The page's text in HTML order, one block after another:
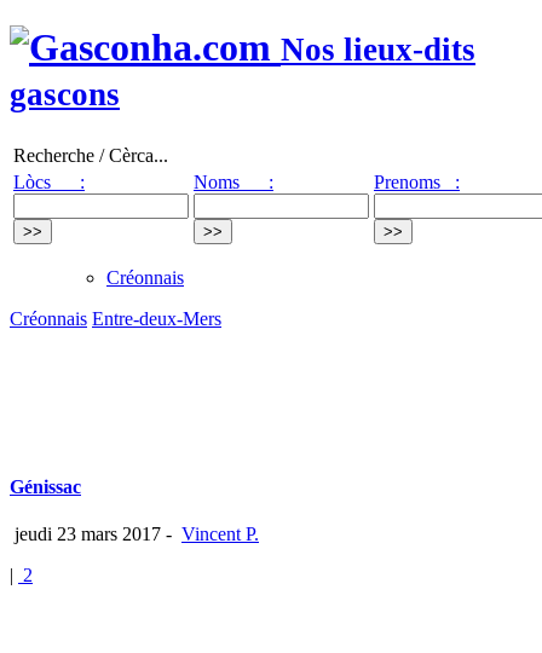
Nos lieux-dits
gascons
Recherche / Cèrca...
Lòcs :
Noms : Prenoms :
Créonnais
Créonnais Entre-deux-Mers
Génissac
jeudi 23 mars 2017 - Vincent P.
| 2